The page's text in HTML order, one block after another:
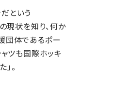
という
現状を知り、何か
団体であるポー
ツも国際ホッキ
。